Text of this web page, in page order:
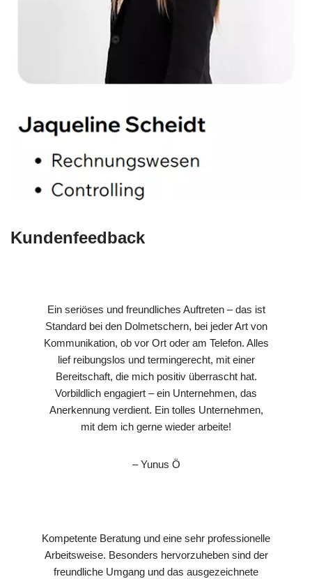
Kundenfeedback
Ein seriöses und freundliches Auftreten – das ist
Standard bei den Dolmetschern, bei jeder Art von
Kommunikation, ob vor Ort oder am Telefon. Alles
lief reibungslos und termingerecht, mit einer
Bereitschaft, die mich positiv überrascht hat.
Vorbildlich engagiert – ein Unternehmen, das
Anerkennung verdient. Ein tolles Unternehmen,
mit dem ich gerne wieder arbeite!
– Yunus Ö
Kompetente Beratung und eine sehr professionelle
Arbeitsweise. Besonders hervorzuheben sind der
freundliche Umgang und das ausgezeichnete